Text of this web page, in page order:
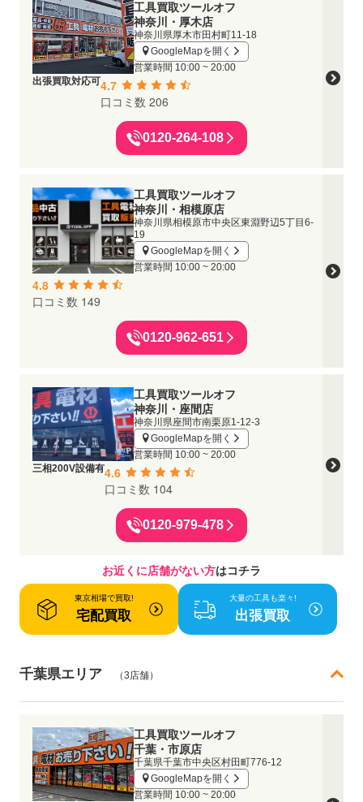
工具買取ツールオフ
神奈川・厚木店
神奈川県厚木市田村町11-18
GoogleMapを開く
営業時間 10:00 ~ 20:00
出張買取対応可4.7
口コミ数 206
0120-264-108
工具買取ツールオフ
神奈川・相模原店
神奈川県相模原市中央区東淵野辺5丁目6-
19
GoogleMapを開く
営業時間 10:00 ~ 20:00
4.8
口コミ数 149
0120-962-651
工具買取ツールオフ
神奈川・座間店
神奈川県座間市南栗原1-12-3
GoogleMapを開く
営業時間 10:00 ~ 20:00
三相200V設備有4.6
口コミ数 104
0120-979-478
お近くに店舗がない方はコチラ
東京相場で買取!
宅配買取
大量の工具も楽々!
出張買取
千葉県エリア （3店舗）
工具買取ツールオフ
千葉・市原店
千葉県千葉市中央区村田町776-12
GoogleMapを開く
営業時間 10:00 ~ 20:00